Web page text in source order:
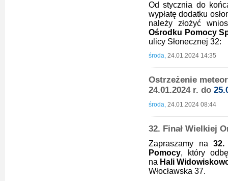
Od stycznia do
wypłatę dodatku
należy złożyć
Ośrodku Pomocy
ulicy Słonecznej 32:
środa, 24.01.2024 14:35
Ostrzeżenie
24.01.2024 r. do
środa, 24.01.2024 08:44
32. Finał Wielkiej
Zapraszamy na 32.
Pomocy, który
na Hali
Włocławska 37.